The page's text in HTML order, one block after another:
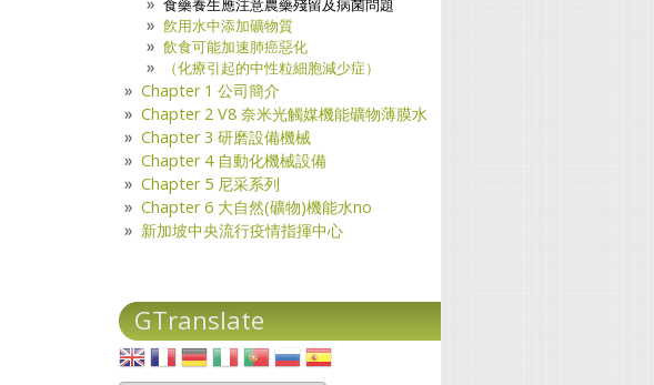
食藥養生應注意農藥殘留及病菌問題
飮用水中添加礦物質
飲食可能加速肺癌惡化
（化療引起的中性粒細胞減少症）
Chapter 1 公司簡介
Chapter 2 V8 奈米光觸媒機能礦物薄膜水
Chapter 3 研磨設備機械
Chapter 4 自動化機械設備
Chapter 5 尼采系列
Chapter 6 大自然(礦物)機能水no
新加坡中央流行疫情指揮中心
GTranslate